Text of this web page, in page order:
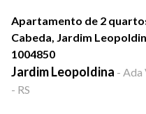
Apartamento de 2
Cabeda, Jardim
1004850
Jardim Leopoldina - Ada
- RS